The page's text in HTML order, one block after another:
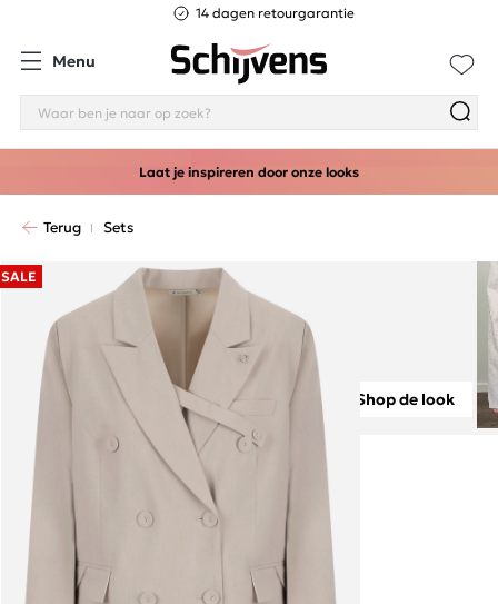
14 dagen retourgarantie
Menu
Laat je inspireren door onze looks
Terug Sets
SALE
Shop de look